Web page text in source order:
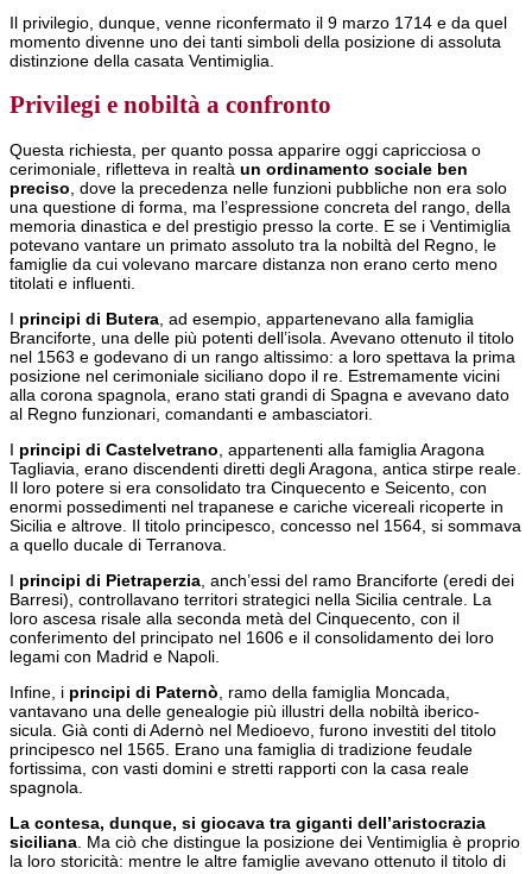
Il privilegio, dunque, venne riconfermato il 9 marzo 1714 e da quel
momento divenne uno dei tanti simboli della posizione di assoluta
distinzione della casata Ventimiglia.
Privilegi e nobiltà a confronto
Questa richiesta, per quanto possa apparire oggi capricciosa o
cerimoniale, rifletteva in realtà un ordinamento sociale ben
preciso, dove la precedenza nelle funzioni pubbliche non era solo
una questione di forma, ma l’espressione concreta del rango, della
memoria dinastica e del prestigio presso la corte. E se i Ventimiglia
potevano vantare un primato assoluto tra la nobiltà del Regno, le
famiglie da cui volevano marcare distanza non erano certo meno
titolati e influenti.
I principi di Butera, ad esempio, appartenevano alla famiglia
Branciforte, una delle più potenti dell’isola. Avevano ottenuto il titolo
nel 1563 e godevano di un rango altissimo: a loro spettava la prima
posizione nel cerimoniale siciliano dopo il re. Estremamente vicini
alla corona spagnola, erano stati grandi di Spagna e avevano dato
al Regno funzionari, comandanti e ambasciatori.
I principi di Castelvetrano, appartenenti alla famiglia Aragona
Tagliavia, erano discendenti diretti degli Aragona, antica stirpe reale.
Il loro potere si era consolidato tra Cinquecento e Seicento, con
enormi possedimenti nel trapanese e cariche vicereali ricoperte in
Sicilia e altrove. Il titolo principesco, concesso nel 1564, si sommava
a quello ducale di Terranova.
I principi di Pietraperzia, anch’essi del ramo Branciforte (eredi dei
Barresi), controllavano territori strategici nella Sicilia centrale. La
loro ascesa risale alla seconda metà del Cinquecento, con il
conferimento del principato nel 1606 e il consolidamento dei loro
legami con Madrid e Napoli.
Infine, i principi di Paternò, ramo della famiglia Moncada,
vantavano una delle genealogie più illustri della nobiltà iberico-
sicula. Già conti di Adernò nel Medioevo, furono investiti del titolo
principesco nel 1565. Erano una famiglia di tradizione feudale
fortissima, con vasti domini e stretti rapporti con la casa reale
spagnola.
La contesa, dunque, si giocava tra giganti dell’aristocrazia
siciliana. Ma ciò che distingue la posizione dei Ventimiglia è proprio
la loro storicità: mentre le altre famiglie avevano ottenuto il titolo di